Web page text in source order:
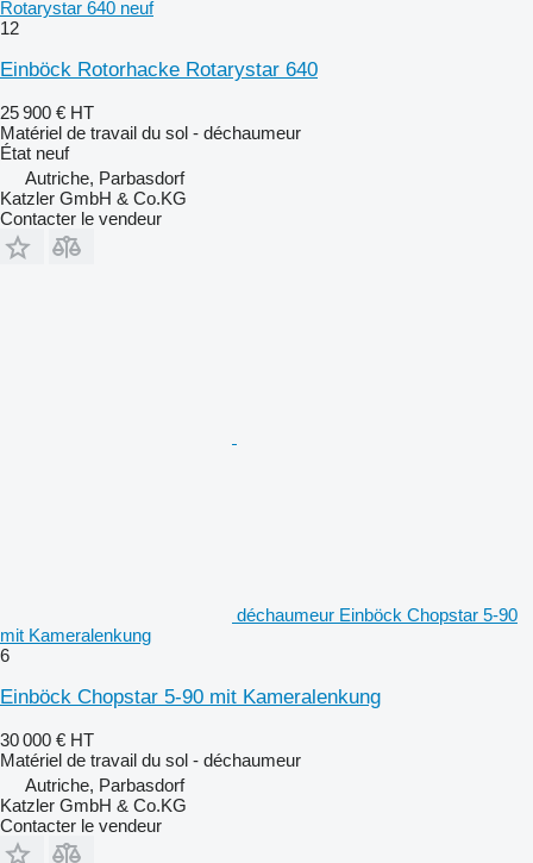
Rotarystar 640 neuf
12
Einböck Rotorhacke Rotarystar 640
25 900 € HT
Matériel de travail du sol - déchaumeur
État neuf
Autriche, Parbasdorf
Katzler GmbH & Co.KG
Contacter le vendeur
déchaumeur Einböck Chopstar 5-90
mit Kameralenkung
6
Einböck Chopstar 5-90 mit Kameralenkung
30 000 € HT
Matériel de travail du sol - déchaumeur
Autriche, Parbasdorf
Katzler GmbH & Co.KG
Contacter le vendeur